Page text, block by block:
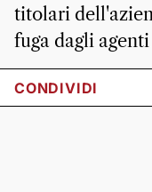
titolari
fuga dagli
CONDIVIDI